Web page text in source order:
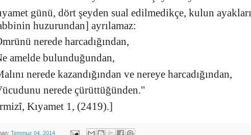
günü, dört şeyden sual edilmedikçe, kulun ayakları
huzurundan] ayrılamaz:
nerede harcadığından,
amelde bulunduğundan,
nerede kazandığından ve nereye harcadığından,
nerede çürüttüğünden."
Kıyamet 1, (2419).]
Temmuz 04, 2014